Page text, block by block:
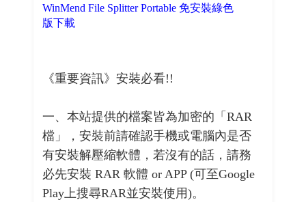
WinMend File Splitter Portable 免安裝綠色
版下載
《重要資訊》安裝必看!!
一、本站提供的檔案皆為加密的「RAR
檔」，安裝前請確認手機或電腦內是否
有安裝解壓縮軟體，若沒有的話，請務
必先安裝 RAR 軟體 or APP (可至Google
Play上搜尋RAR並安裝使用)。